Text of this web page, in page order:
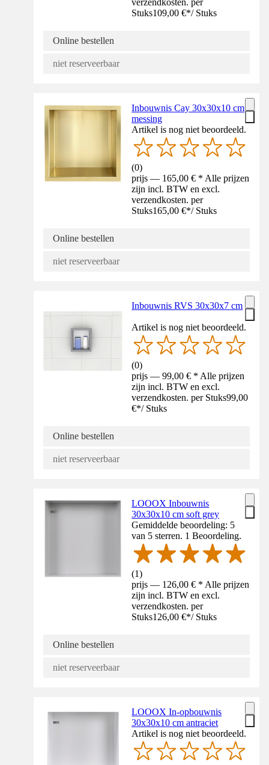
verzendkosten. per
Stuks109,00 €*/ Stuks
Online bestellen
niet reserveerbaar
Inbouwnis Cay 30x30x10 cm
messing
Artikel is nog niet beoordeeld.
(0)
prijs — 165,00 € * Alle prijzen
zijn incl. BTW en excl.
verzendkosten. per
Stuks165,00 €*/ Stuks
Online bestellen
niet reserveerbaar
Inbouwnis RVS 30x30x7 cm
Artikel is nog niet beoordeeld.
(0)
prijs — 99,00 € * Alle prijzen
zijn incl. BTW en excl.
verzendkosten. per Stuks99,00
€*/ Stuks
Online bestellen
niet reserveerbaar
LOOOX Inbouwnis
30x30x10 cm soft grey
Gemiddelde beoordeling: 5
van 5 sterren. 1 Beoordeling.
(1)
prijs — 126,00 € * Alle prijzen
zijn incl. BTW en excl.
verzendkosten. per
Stuks126,00 €*/ Stuks
Online bestellen
niet reserveerbaar
LOOOX In-opbouwnis
30x30x10 cm antraciet
Artikel is nog niet beoordeeld.